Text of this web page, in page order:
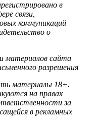
в
связи,
коммуникаций
о
материалов сайта
разрешения
материалы 18+.
на правах
за
в рекламных